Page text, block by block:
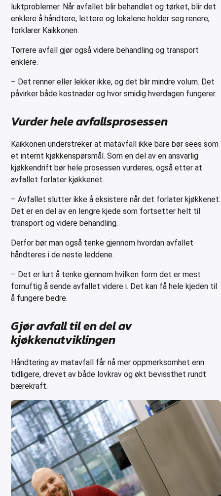
luktproblemer. Når avfallet blir behandlet og tørket, blir det
enklere å håndtere, lettere og lokalene holder seg renere,
forklarer Kaikkonen.
Tørrere avfall gjør også videre behandling og transport
enklere.
– Det renner eller lekker ikke, og det blir mindre volum. Det
påvirker både kostnader og hvor smidig hverdagen fungerer.
Vurder hele avfallsprosessen
Kaikkonen understreker at matavfall ikke bare bør sees som
et internt kjøkkenspørsmål. Som en del av en ansvarlig
kjøkkendrift bør hele prosessen vurderes, også etter at
avfallet forlater kjøkkenet.
– Avfallet slutter ikke å eksistere når det forlater kjøkkenet.
Det er en del av en lengre kjede som fortsetter helt til
transport og videre behandling.
Derfor bør man også tenke gjennom hvordan avfallet
håndteres i de neste leddene.
– Det er lurt å tenke gjennom hvilken form det er mest
fornuftig å sende avfallet videre i. Det kan få hele kjeden til
å fungere bedre.
Gjør avfall til en del av
kjøkkenutviklingen
Håndtering av matavfall får nå mer oppmerksomhet enn
tidligere, drevet av både lovkrav og økt bevissthet rundt
bærekraft.